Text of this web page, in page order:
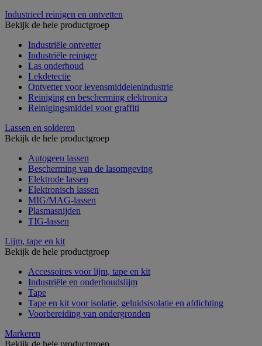
Industrieel reinigen en ontvetten
Bekijk de hele productgroep
Industriële ontvetter
Industriële reiniger
Las onderhoud
Lekdetectie
Ontvetter voor levensmiddelenindustrie
Reiniging en bescherming elektronica
Reinigingsmiddel voor graffiti
Lassen en solderen
Bekijk de hele productgroep
Autogeen lassen
Bescherming van de lasomgeving
Elektrode lassen
Elektronisch lassen
MIG/MAG-lassen
Plasmasnijden
TIG-lassen
Lijm, tape en kit
Bekijk de hele productgroep
Accessoires voor lijm, tape en kit
Industriële en onderhoudslijm
Tape
Tape en kit voor isolatie, geluidsisolatie en afdichting
Voorbereiding van ondergronden
Markeren
Bekijk de hele productgroep